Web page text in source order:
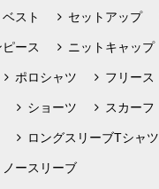
ベスト セットアップ
ース ニットキャップ
ポロシャツ フリース
ショーツ スカーフ
ロングスリーブTシャツ
ノースリーブ